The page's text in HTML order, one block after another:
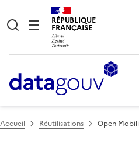
RÉPUBLIQUE
FRANÇAISE
Accueil Réutilisations Open